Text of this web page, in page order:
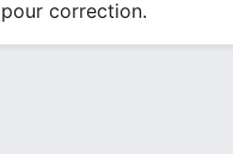
pour correction.